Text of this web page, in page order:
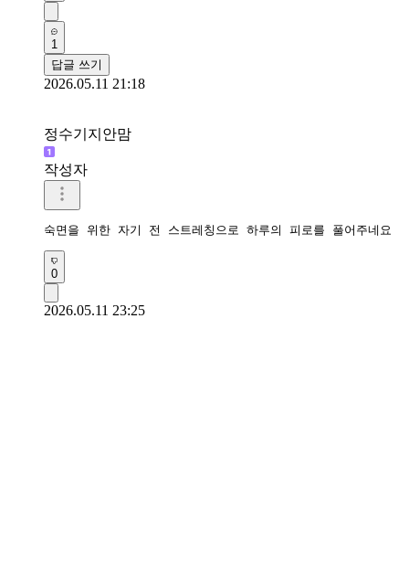
1
답글 쓰기
2026.05.11 21:18
정수기지안맘
작성자
숙면을 위한 자기 전 스트레칭으로 하루의 피로를 풀어주네요
0
2026.05.11 23:25